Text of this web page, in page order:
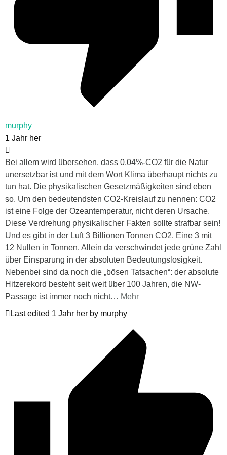
murphy
1 Jahr her
Bei allem wird übersehen, dass 0,04%-CO2 für die Natur
unersetzbar ist und mit dem Wort Klima überhaupt nichts zu
tun hat. Die physikalischen Gesetzmäßigkeiten sind eben
so. Um den bedeutendsten CO2-Kreislauf zu nennen: CO2
ist eine Folge der Ozeantemperatur, nicht deren Ursache.
Diese Verdrehung physikalischer Fakten sollte strafbar sein!
Und es gibt in der Luft 3 Billionen Tonnen CO2. Eine 3 mit
12 Nullen in Tonnen. Allein da verschwindet jede grüne Zahl
über Einsparung in der absoluten Bedeutungslosigkeit.
Nebenbei sind da noch die „bösen Tatsachen“: der absolute
Hitzerekord besteht seit weit über 100 Jahren, die NW-
Passage ist immer noch nicht… Mehr
Last edited 1 Jahr her by murphy